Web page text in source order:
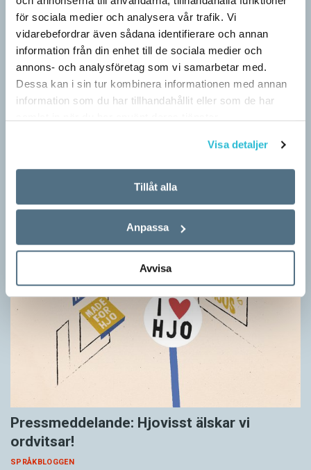
för sociala medier och analysera vår trafik. Vi
vidarebefordrar även sådana identifierare och annan
information från din enhet till de sociala medier och
annons- och analysföretag som vi samarbetar med.
Dessa kan i sin tur kombinera informationen med annan
information som du har tillhandahållit eller som de har
Visa detaljer
Tillåt alla
Anpassa
Avvisa
SPRÅKBLOGGEN
Grundsärskola byter namn till anpassad grundskola och
gymnasiesärskolan till anpassad gymnasieskola. En som har
stor del i att detta namnbyte sker är artonåriga Leo Lust…
Pressmeddelande: Hjovisst älskar vi
ordvitsar!
SPRÅKBLOGGEN